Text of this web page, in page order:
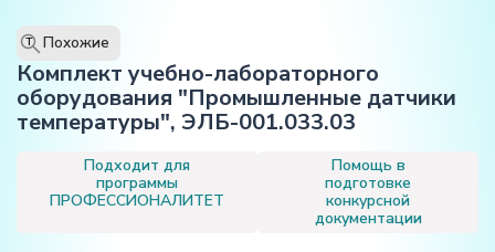
T Похожие
Комплект учебно-лабораторного
оборудования "Промышленные датчики
температуры", ЭЛБ-001.033.03
Подходит для
программы
ПРОФЕССИОНАЛИТЕТ
Помощь в
подготовке
конкурсной
документации